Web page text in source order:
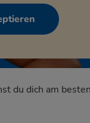
du dich am